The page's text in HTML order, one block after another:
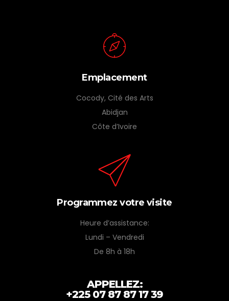
Emplacement
Cocody, Cité des Arts
Abidjan
Côte d’Ivoire
Programmez votre visite
Heure d’assistance:
Lundi – Vendredi
De 8h à 18h
APPELLEZ:
+225 07 87 87 17 39